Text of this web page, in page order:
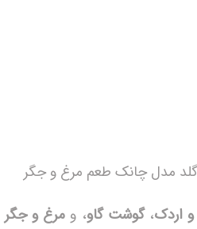
گلد مدل چانک طعم مرغ و جگر
و اردک،گوشت گاو، و مرغ و جگر